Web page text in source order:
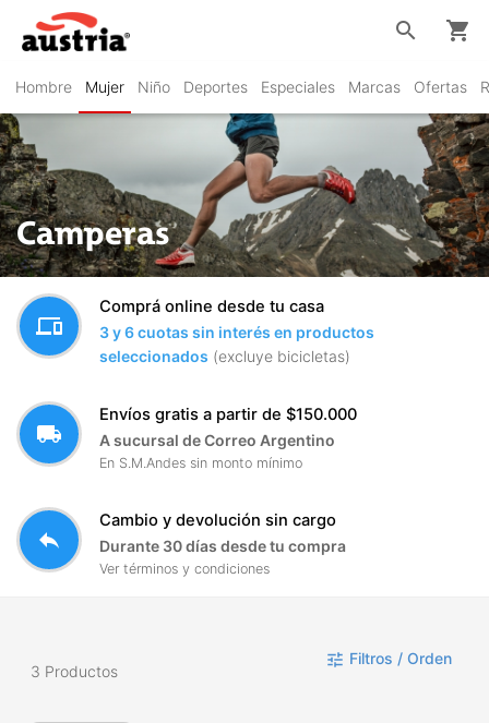
Hombre Mujer Niño Deportes Especiales Marcas Ofertas
search shopping_cart
Camperas
devices
Comprá online desde tu casa
3 y 6 cuotas sin interés en productos
seleccionados (excluye bicicletas)
local_shipping
Envíos gratis a partir de $150.000
A sucursal de Correo Argentino
En S.M.Andes sin monto mínimo
reply
Cambio y devolución sin cargo
Durante 30 días desde tu compra
Ver términos y condiciones
3 Productos
tune Filtros / Orden